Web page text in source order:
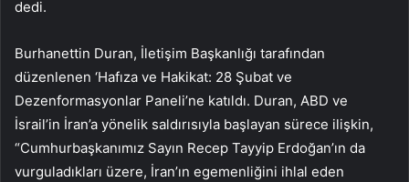
dedi.
Burhanettin Duran, İletişim Başkanlığı tarafından
düzenlenen ‘Hafıza ve Hakikat: 28 Şubat ve
Dezenformasyonlar Paneli’ne katıldı. Duran, ABD ve
İsrail’in İran’a yönelik saldırısıyla başlayan sürece ilişkin,
“Cumhurbaşkanımız Sayın Recep Tayyip Erdoğan’ın da
vurguladıkları üzere, İran’ın egemenliğini ihlal eden